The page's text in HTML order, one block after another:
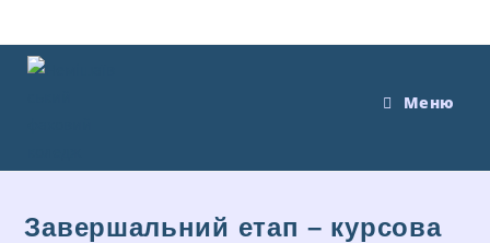
Меню
Завершальний етап – курсова